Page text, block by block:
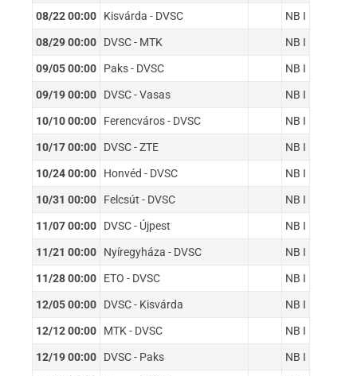
08/22 00:00 Kisvárda - DVSC NB I
08/29 00:00 DVSC - MTK NB I
09/05 00:00 Paks - DVSC NB I
09/19 00:00 DVSC - Vasas NB I
10/10 00:00 Ferencváros - DVSC NB I
10/17 00:00 DVSC - ZTE NB I
10/24 00:00 Honvéd - DVSC NB I
10/31 00:00 Felcsút - DVSC NB I
11/07 00:00 DVSC - Újpest NB I
11/21 00:00 Nyíregyháza - DVSC NB I
11/28 00:00 ETO - DVSC NB I
12/05 00:00 DVSC - Kisvárda NB I
12/12 00:00 MTK - DVSC NB I
12/19 00:00 DVSC - Paks NB I